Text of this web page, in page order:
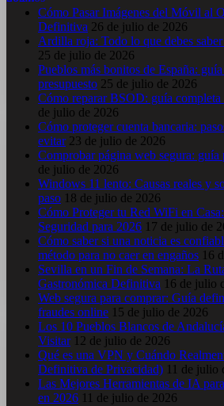
Cómo Pasar Imágenes del Móvil al
Definitiva 26 de julio de 2026
Ardilla roja: Todo lo que debes
25 de julio de 2026
Pueblos más bonitos de España:
presupuesto 25 de julio de 2026
Cómo reparar BSOD: guía completa
de julio de 2026
Cómo proteger cuenta bancaria:
evitar 23 de julio de 2026
Comprobar página web segura: guía
de julio de 2026
Windows 11 lento: Causas reales y
paso 18 de julio de 2026
Cómo Proteger tu Red WiFi en
Seguridad para 2026 17 de julio de
Cómo saber si una noticia es
método para no caer en engaños 16
Sevilla en un Fin de Semana: La
Gastronómica Definitiva 16 de julio
Web segura para comprar: Guía
fraudes online 15 de julio de 2026
Los 10 Pueblos Blancos de
Visitar 12 de julio de 2026
Qué es una VPN y Cuándo
Definitiva de Privacidad) 11 de julio
Las Mejores Herramientas de IA
en 2026 11 de julio de 2026